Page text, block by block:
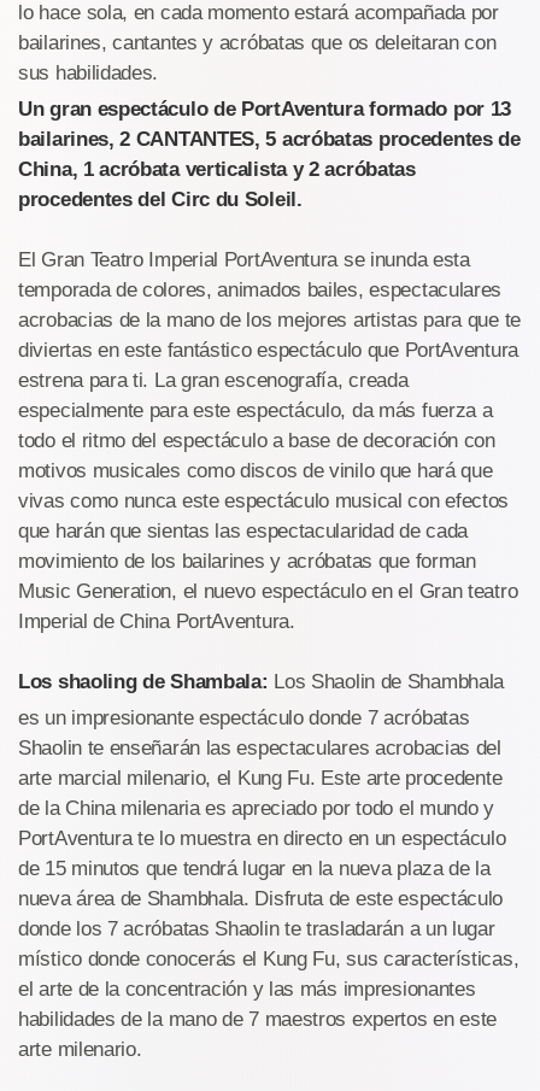
lo hace sola, en cada momento estará acompañada por
bailarines, cantantes y acróbatas que os deleitaran con
sus habilidades.
Un gran espectáculo de PortAventura formado por 13
bailarines, 2 CANTANTES, 5 acróbatas procedentes de
China, 1 acróbata verticalista y 2 acróbatas
procedentes del Circ du Soleil.
El Gran Teatro Imperial PortAventura se inunda esta
temporada de colores, animados bailes, espectaculares
acrobacias de la mano de los mejores artistas para que te
diviertas en este fantástico espectáculo que PortAventura
estrena para ti. La gran escenografía, creada
especialmente para este espectáculo, da más fuerza a
todo el ritmo del espectáculo a base de decoración con
motivos musicales como discos de vinilo que hará que
vivas como nunca este espectáculo musical con efectos
que harán que sientas las espectacularidad de cada
movimiento de los bailarines y acróbatas que forman
Music Generation, el nuevo espectáculo en el Gran teatro
Imperial de China PortAventura.
Los shaoling de Shambala: Los Shaolin de Shambhala
es un impresionante espectáculo donde 7 acróbatas
Shaolin te enseñarán las espectaculares acrobacias del
arte marcial milenario, el Kung Fu. Este arte procedente
de la China milenaria es apreciado por todo el mundo y
PortAventura te lo muestra en directo en un espectáculo
de 15 minutos que tendrá lugar en la nueva plaza de la
nueva área de Shambhala. Disfruta de este espectáculo
donde los 7 acróbatas Shaolin te trasladarán a un lugar
místico donde conocerás el Kung Fu, sus características,
el arte de la concentración y las más impresionantes
habilidades de la mano de 7 maestros expertos en este
arte milenario.